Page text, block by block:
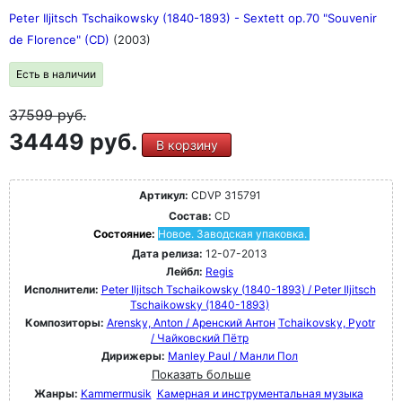
Peter Iljitsch Tschaikowsky (1840-1893) - Sextett op.70 "Souvenir
de Florence" (CD) (2003)
Есть в наличии
37599руб.
34449 руб. В корзину
Артикул: CDVP 315791
Состав: CD
Состояние: Новое. Заводская упаковка.
Дата релиза: 12-07-2013
Лейбл: Regis
Исполнители: Peter Iljitsch Tschaikowsky (1840-1893) / Peter Iljitsch
Tschaikowsky (1840-1893)
Композиторы: Arensky, Anton / Аренский Антон Tchaikovsky, Pyotr
/ Чайковский Пётр
Дирижеры: Manley Paul / Манли Пол
Показать больше
Жанры: Kammermusik Камерная и инструментальная музыка